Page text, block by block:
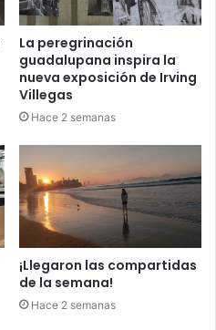
La peregrinación
guadalupana inspira la
nueva exposición de Irving
Villegas
Hace 2 semanas
¡Llegaron las compartidas
de la semana!
Hace 2 semanas